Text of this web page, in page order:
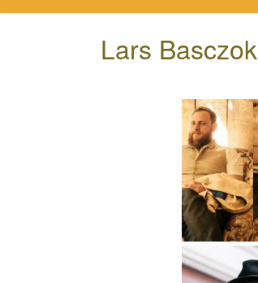
Lars Basczok